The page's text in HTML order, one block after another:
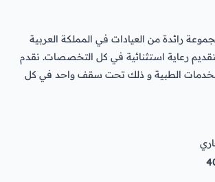
رائدة من العيادات في المملكة العربية
رعاية استثنائية في كل التخصصات. نقدم
الطبية و ذلك تحت سقف واحد في كل